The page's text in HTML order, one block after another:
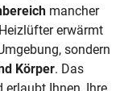
mancher
erwärmt
sondern
Körper. Das